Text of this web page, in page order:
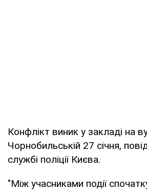
Конфлікт виник у закладі на
Чорнобильській 27 січня,
службі поліції Києва.
"Між учасниками події